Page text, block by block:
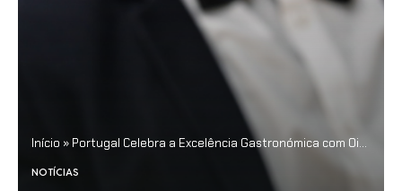
Início » Portugal Celebra a Excelência Gastronómica com Oito Novos Restaurantes Protagonizados pelo Guia Michelin
NOTÍCIAS